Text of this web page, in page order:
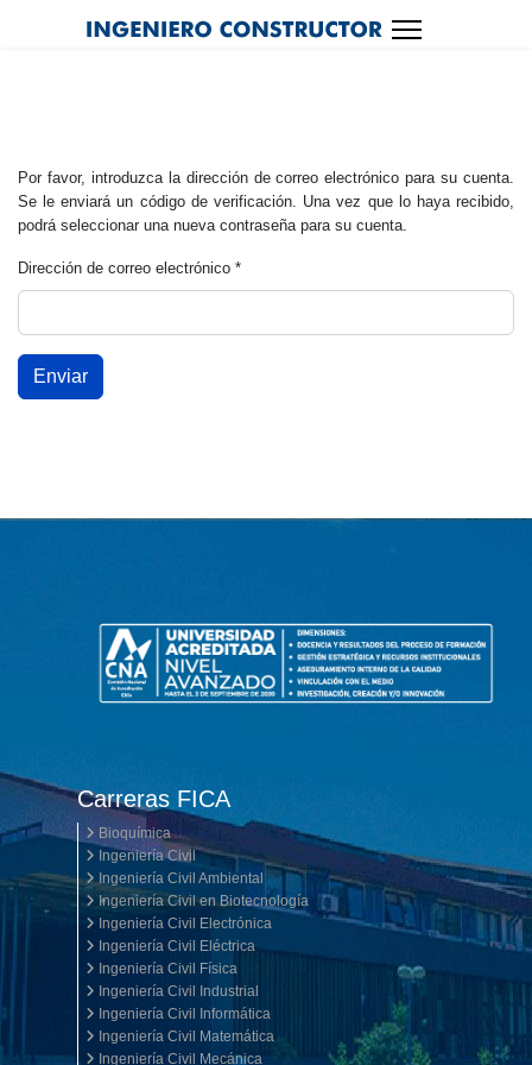
Por favor, introduzca la dirección de correo electrónico para su cuenta.
Se le enviará un código de verificación. Una vez que lo haya recibido,
podrá seleccionar una nueva contraseña para su cuenta.
Dirección de correo electrónico *
Enviar
Carreras FICA
Bioquímica
Ingeniería Civil
Ingeniería Civil Ambiental
Ingeniería Civil en Biotecnología
Ingeniería Civil Electrónica
Ingeniería Civil Eléctrica
Ingeniería Civil Física
Ingeniería Civil Industrial
Ingeniería Civil Informática
Ingeniería Civil Matemática
Ingeniería Civil Mecánica